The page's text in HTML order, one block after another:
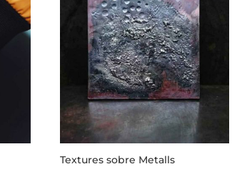
Textures sobre Metalls